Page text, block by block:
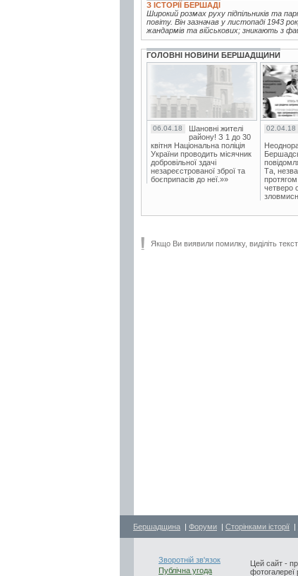
З ІСТОРІЇ БЕРШАДІ
Широкий розмах руху підпільників та
повіту. Він зазначав у листопаді 1943
жандармів та військових; зникають з
ГОЛОВНІ НОВИНИ БЕРШАДЩИНИ
06.04.18
Шановні жителі
району! З 1 до 30
квітня Національна поліція
України проводить місячник
добровільної здачі
незареєстрованої зброї та
боєприпасів до неї.»»
02.04.18
Та,
четверо
Якщо Ви виявили помилку, виділіть
Бершадщина | Форуми | Сторінками історії |
Зворотній зв'язок
Публічна угода
Цей сайт -
фотогалереї